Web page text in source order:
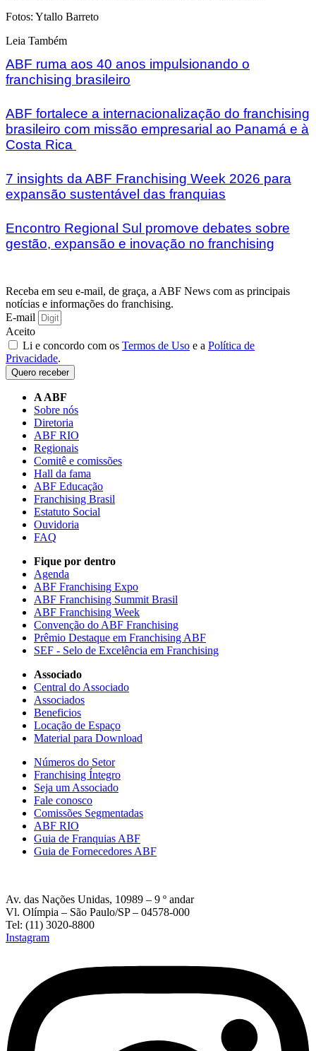
Fotos: Ytallo Barreto
Leia Também
ABF ruma aos 40 anos impulsionando o
franchising brasileiro
ABF fortalece a internacionalização do franchising
brasileiro com missão empresarial ao Panamá e à
Costa Rica
7 insights da ABF Franchising Week 2026 para
expansão sustentável das franquias
Encontro Regional Sul promove debates sobre
gestão, expansão e inovação no franchising
Receba em seu e-mail, de graça, a ABF News com as principais
notícias e informações do franchising.
E-mail
Aceito
Li e concordo com os Termos de Uso e a Política de
Privacidade.
Quero receber
A ABF
Sobre nós
Diretoria
ABF RIO
Regionais
Comitê e comissões
Hall da fama
ABF Educação
Franchising Brasil
Estatuto Social
Ouvidoria
FAQ
Fique por dentro
Agenda
ABF Franchising Expo
ABF Franchising Summit Brasil
ABF Franchising Week
Convenção do ABF Franchising
Prêmio Destaque em Franchising ABF
SEF - Selo de Excelência em Franchising
Associado
Central do Associado
Associados
Beneficios
Locação de Espaço
Material para Download
Números do Setor
Franchising Íntegro
Seja um Associado
Fale conosco
Comissões Segmentadas
ABF RIO
Guia de Franquias ABF
Guia de Fornecedores ABF
Av. das Nações Unidas, 10989 – 9 º andar
Vl. Olímpia – São Paulo/SP – 04578-000
Tel: (11) 3020-8800
Instagram